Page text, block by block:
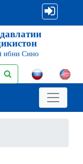
ибни Сино